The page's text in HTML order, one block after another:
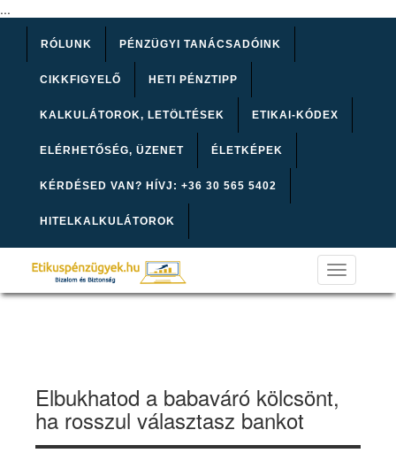
...
RÓLUNK PÉNZÜGYI TANÁCSADÓINK
CIKKFIGYELŐ HETI PÉNZTIPP
KALKULÁTOROK, LETÖLTÉSEK ETIKAI-KÓDEX
ELÉRHETŐSÉG, ÜZENET ÉLETKÉPEK
KÉRDÉSED VAN? HÍVJ: +36 30 565 5402
HITELKALKULÁTOROK
Toggle
navigation
Elbukhatod a babaváró kölcsönt,
ha rosszul választasz bankot